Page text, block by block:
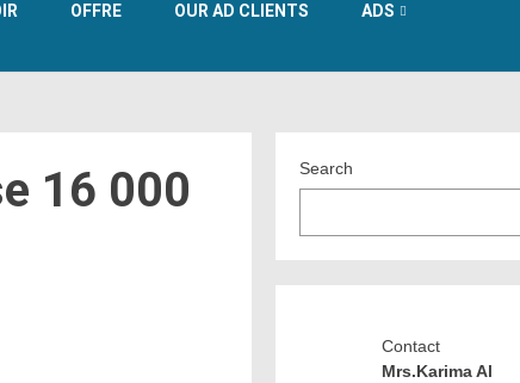
OFFRE OUR AD CLIENTS ADS
16 000
Search
Contact
Mrs.Karima Al